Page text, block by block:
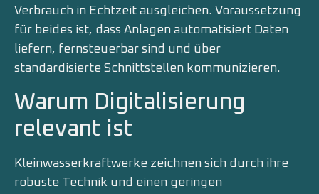
Verbrauch in Echtzeit ausgleichen. Voraussetzung
für beides ist, dass Anlagen automatisiert Daten
liefern, fernsteuerbar sind und über
standardisierte Schnittstellen kommunizieren.
Warum Digitalisierung
relevant ist
Kleinwasserkraftwerke zeichnen sich durch ihre
robuste Technik und einen geringen